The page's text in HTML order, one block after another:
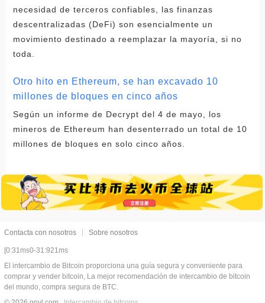
necesidad de terceros confiables, las finanzas
descentralizadas (DeFi) son esencialmente un
movimiento destinado a reemplazar la mayoría, si no
toda.
Otro hito en Ethereum, se han excavado 10
millones de bloques en cinco años
Según un informe de Decrypt del 4 de mayo, los
mineros de Ethereum han desenterrado un total de 10
millones de bloques en solo cinco años.
Contacta con nosotros Sobre nosotros
[0:31ms0-31:921ms
El intercambio de Bitcoin proporciona una guía segura y conveniente para
comprar y vender bitcoin, La mejor recomendación de intercambio de bitcoin
del mundo, compra segura de BTC.